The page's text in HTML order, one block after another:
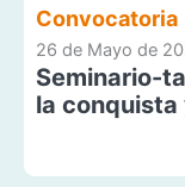
Convocatoria
26 de Mayo de
Seminario-
la conquista